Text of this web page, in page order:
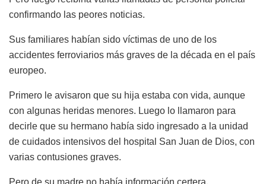
confirmando las peores noticias.
Sus familiares habían sido víctimas de uno de los
accidentes ferroviarios más graves de la década en el país
europeo.
Primero le avisaron que su hija estaba con vida, aunque
con algunas heridas menores. Luego lo llamaron para
decirle que su hermano había sido ingresado a la unidad
de cuidados intensivos del hospital San Juan de Dios, con
varias contusiones graves.